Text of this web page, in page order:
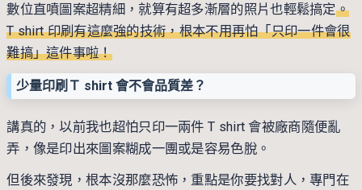
數位直噴圖案超精細，就算有超多漸層的照片也輕鬆搞定。
Tshirt 印刷有這麼強的技術，根本不用再怕「只印一件會很
難搞」這件事啦！
少量印刷Ｔ shirt 會不會品質差？
講真的，以前我也超怕只印一兩件 T shirt 會被廠商隨便亂
弄，像是印出來圖案糊成一團或是容易色脫。
但後來發現，根本沒那麼恐怖，重點是你要找對人，專門在